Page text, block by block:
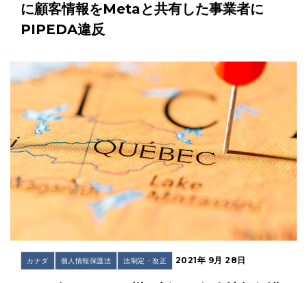
に顧客情報をMetaと共有した事業者に
PIPEDA違反
カナダ 個人情報保護法 法制定・改正 2021年 9月 28日